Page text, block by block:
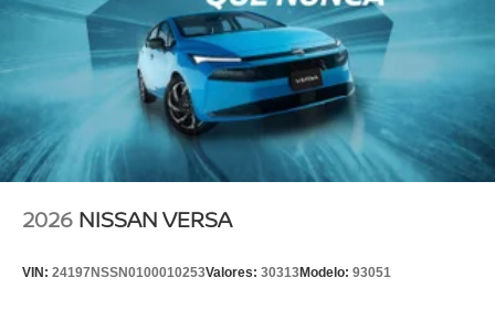
2026 NISSAN VERSA
VIN: 24197NSSN0100010253Valores: 30313Modelo: 93051